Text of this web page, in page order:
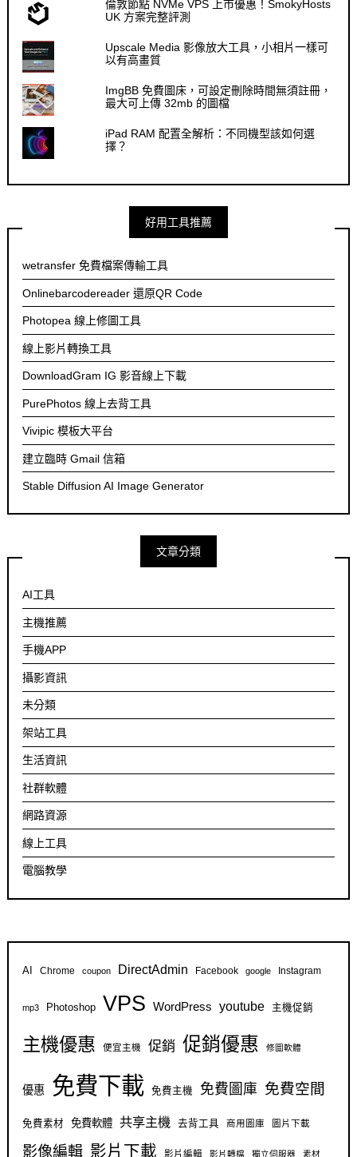
倫敦節點 NVMe VPS 上市優惠！SmokyHosts
UK 方案完整評測
Upscale Media 影像放大工具，小相片一樣可
以有高畫質
ImgBB 免費圖床，可設定刪除時間無須註冊，
最大可上傳 32mb 的圖檔
iPad RAM 配置全解析：不同機型該如何選
擇？
好用工具推薦
wetransfer 免費檔案傳輸工具
Onlinebarcodereader 還原QR Code
Photopea 線上修圖工具
線上影片轉換工具
DownloadGram IG 影音線上下載
PurePhotos 線上去背工具
Vivipic 模板大平台
建立臨時 Gmail 信箱
Stable Diffusion AI Image Generator
文章分類
AI工具
主機推薦
手機APP
攝影資訊
未分類
架站工具
生活資訊
社群軟體
網路資源
線上工具
電腦教學
AI Chrome coupon DirectAdmin Facebook google Instagram
mp3 Photoshop VPS WordPress youtube 主機促銷
主機優惠 便宜主機 促銷 促銷優惠 修圖軟體
優惠 免費下載 免費主機 免費圖庫 免費空間
免費素材 免費軟體 共享主機 去背工具 商用圖庫 圖片下載
影像編輯 影片下載 影片編輯 影片轉檔 獨立伺服器 素材